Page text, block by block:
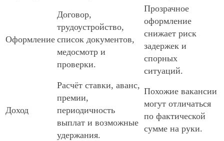
Оформление
Договор,
трудоустройство,
список документов,
медосмотр и
проверки.
Прозрачное
оформление
снижает риск
задержек и
спорных
ситуаций.
Доход
Расчёт ставки, аванс,
премии,
периодичность
выплат и возможные
удержания.
Похожие вакансии
могут отличаться
по фактической
сумме на руки.